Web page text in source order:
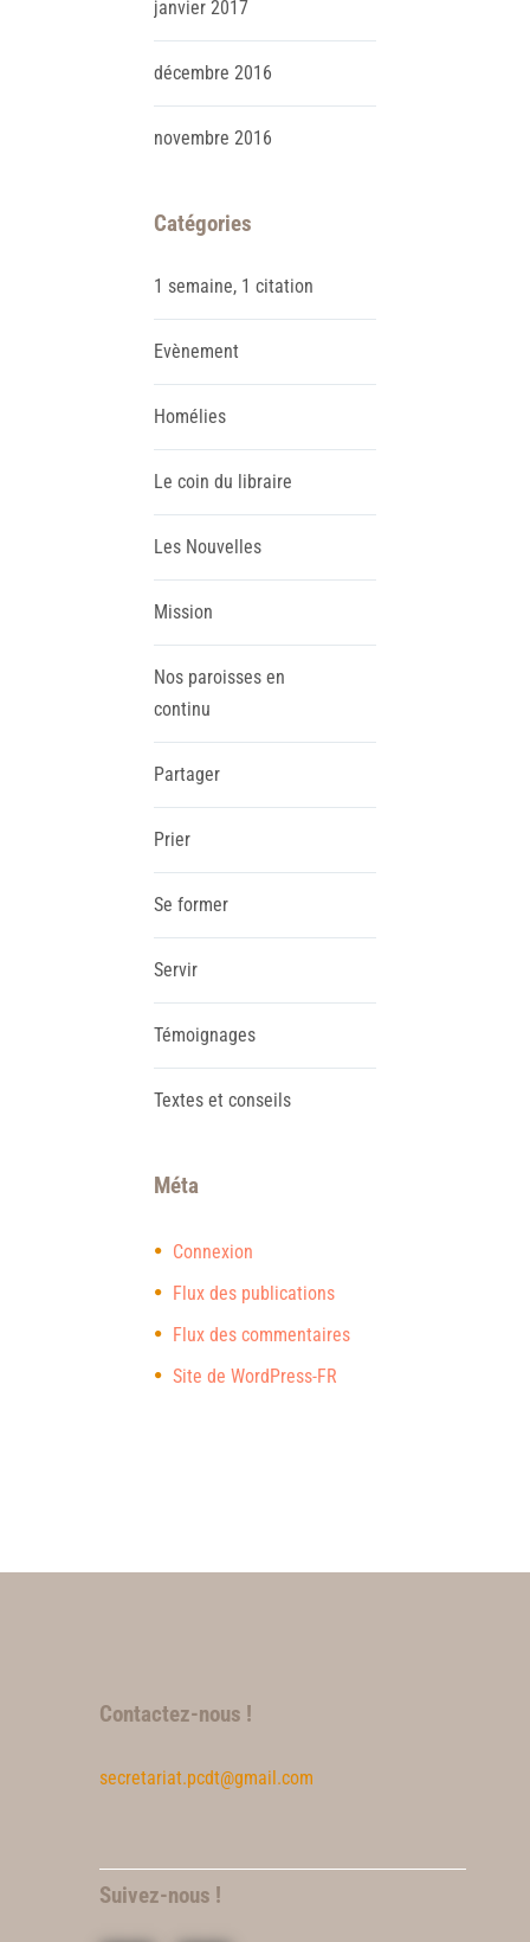
janvier 2017
décembre 2016
novembre 2016
Catégories
1 semaine, 1 citation
Evènement
Homélies
Le coin du libraire
Les Nouvelles
Mission
Nos paroisses en
continu
Partager
Prier
Se former
Servir
Témoignages
Textes et conseils
Méta
Connexion
Flux des publications
Flux des commentaires
Site de WordPress-FR
Contactez-nous !
secretariat.pcdt@gmail.com
Suivez-nous !